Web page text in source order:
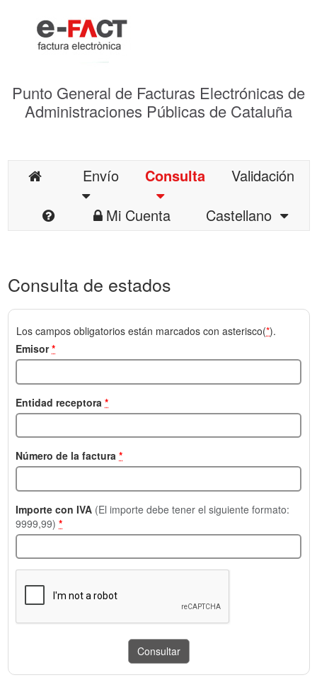
Punto General de Facturas Electrónicas de
Administraciones Públicas de Cataluña
Envío Consulta
Validación
Mi Cuenta
Castellano
Consulta de estados
Los campos obligatorios están marcados con asterisco(*).
Emisor*
Entidad receptora *
Número de la factura *
Importe con IVA (El importe debe tener el siguiente formato:
9999,99) *